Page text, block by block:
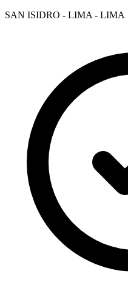
SAN ISIDRO - LIMA - LIMA